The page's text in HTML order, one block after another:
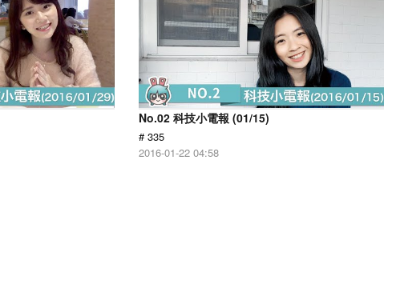
No.02 科技小電報 (01/15)
# 335
2016-01-22 04:58